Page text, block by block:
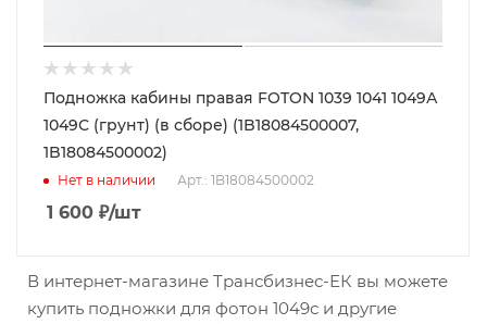
Подножка кабины правая FOTON 1039 1041 1049А
1049С (грунт) (в сборе) (1B18084500007,
1B18084500002)
Нет в наличии Арт.: 1B18084500002
1 600 ₽/шт
В интернет-магазине Трансбизнес-ЕК вы можете
купить подножки для фотон 1049с и другие